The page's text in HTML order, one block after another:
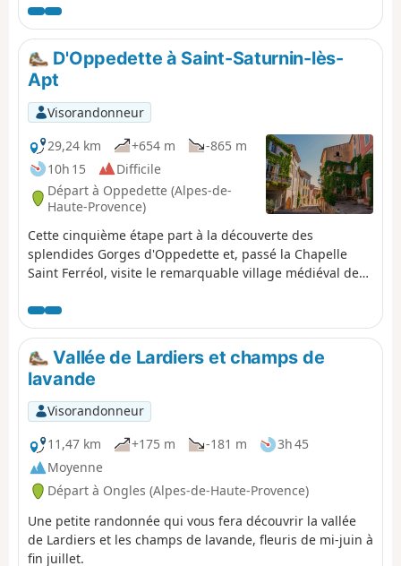
Montjustin. L'itinéraire suit la crête de la colline séparant
cette vallée de celle de l'Encrême et s'abaisse pour
rejoindre Céreste, situé à leur confluence. Il franchit le
remarquable Pont de la Baou avant de découvrir, nicher
dans les bois, le moyenâgeux Prieuré de Carluc. Il
grimpe le flanc de la vallée et bascule sur celle du Grand
Vallat puis remonte son adret vers Sainte-Croix-à-Lauze
d'où il gagne le haut du vallon du Cavalon avant de le
redescendre pour gagner le village Oppedette.
D'Oppedette à Saint-Saturnin-lès-
Apt
Visorandonneur
29,24 km
+654 m
-865 m
10h 15
Difficile
Départ à Oppedette (Alpes-de-
Haute-Provence)
Cette cinquième étape part à la découverte des
splendides Gorges d'Oppedette et, passé la Chapelle
Saint Ferréol, visite le remarquable village médiéval de
puis traverse les rutilantes ocres du Colorado de Rustrel,
remarquables par ses paysages de canyons et
cheminées de fée rappelant les westerns de John Ford.
L'itinéraire rejoint le bourg perché de Villars avant de
rallier Saint-Saturnin-lès-Apt.
Vallée de Lardiers et champs de
lavande
Visorandonneur
11,47 km
+175 m -181 m
3h 45
Moyenne
Départ à Ongles (Alpes-de-Haute-Provence)
Une petite randonnée qui vous fera découvrir la vallée
de Lardiers et les champs de lavande, fleuris de mi-juin à
fin juillet.